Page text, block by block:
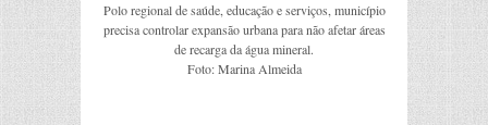
Polo regional de saúde, educação e serviços, município
precisa controlar expansão urbana para não afetar áreas
de recarga da água mineral.
Foto: Marina Almeida